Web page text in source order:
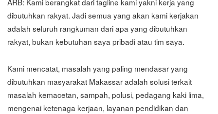
dibutuhkan rakyat. Jadi semua yang akan kami kerjakan
adalah seluruh rangkuman dari apa yang dibutuhkan
rakyat, bukan kebutuhan saya pribadi atau tim saya.
Kami mencatat, masalah yang paling mendasar yang
dibutuhkan masyarakat Makassar adalah solusi terkait
masalah kemacetan, sampah, polusi, pedagang kaki lima,
mengenai ketenaga kerjaan, layanan pendidikan dan